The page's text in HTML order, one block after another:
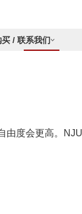
买 / 联系我们
由度会更高。